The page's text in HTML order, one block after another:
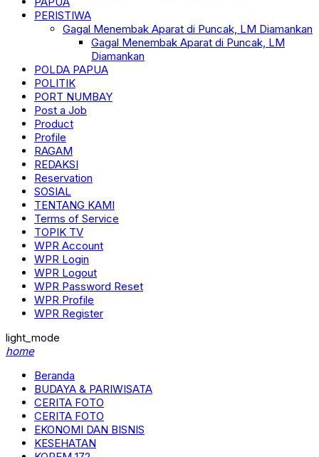
PERISTIWA
Gagal Menembak Aparat di Puncak, LM Diamankan
Gagal Menembak Aparat di Puncak, LM
Diamankan
POLDA PAPUA
POLITIK
PORT NUMBAY
Post a Job
Product
Profile
RAGAM
REDAKSI
Reservation
SOSIAL
TENTANG KAMI
Terms of Service
TOPIK TV
WPR Account
WPR Login
WPR Logout
WPR Password Reset
WPR Profile
WPR Register
light_mode
home
Beranda
BUDAYA & PARIWISATA
CERITA FOTO
CERITA FOTO
EKONOMI DAN BISNIS
KESEHATAN